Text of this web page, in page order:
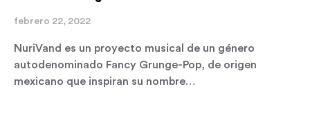
febrero 22, 2022
NuriVand es un proyecto musical de un género
autodenominado Fancy Grunge-Pop, de origen
mexicano que inspiran su nombre…